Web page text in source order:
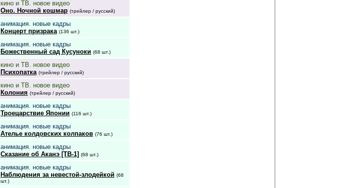
кино и ТВ. новое видео
Оно. Ночной кошмар (трейлер / русский)
анимация. новые кадры
Концерт призрака (136 шт.)
анимация. новые кадры
Божественный сад Кусуноки (68 шт.)
кино и ТВ. новое видео
Психопатка (трейлер / русский)
кино и ТВ. новое видео
Колония (трейлер / русский)
анимация. новые кадры
Троецарствие Японии (116 шт.)
анимация. новые кадры
Ателье колдовских колпаков (76 шт.)
анимация. новые кадры
Сказание об Аканэ [ТВ-1] (68 шт.)
анимация. новые кадры
Наблюдения за невестой-злодейкой (68
шт.)